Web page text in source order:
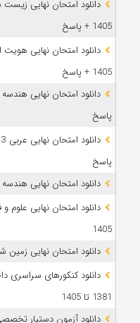
1405 + پاسخ
دانلود امتحان نهایی هویت
1405 + پاسخ
پاسخ
پاسخ
دانلود امتحان نهایی هندسه 3 پایه دوازدهم تیر 1405
1405
دانلود امتحان نهایی زمین
دانلود کنکورهای سراسری
1381 تا 1405